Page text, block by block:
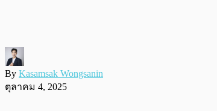
By Kasamsak Wongsanin
ตุลาคม 4, 2025